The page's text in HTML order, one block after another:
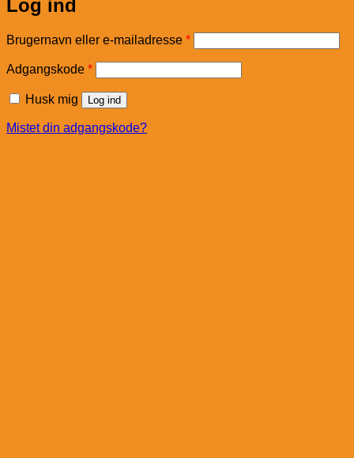
Log ind
Brugernavn eller e-mailadresse *Påkrævet
Adgangskode *Påkrævet
Husk mig Log ind
Mistet din adgangskode?